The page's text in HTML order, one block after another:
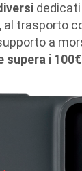
al trasporto
a
supera i